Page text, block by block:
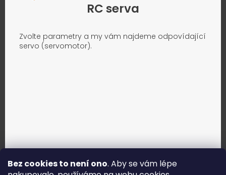
Bez cookies to není ono. Aby se vám lépe
RC serva
Zvolte parametry a my vám najdeme odpovídající
servo (servomotor).